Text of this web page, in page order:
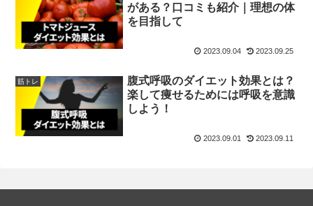
がある？口コミも紹介｜理想の体
を目指して
2023.09.04 2023.09.25
筋トレ
腹式呼吸のダイエット効果とは？
楽して痩せるためには呼吸を意識
しよう！
2023.09.01 2023.09.11